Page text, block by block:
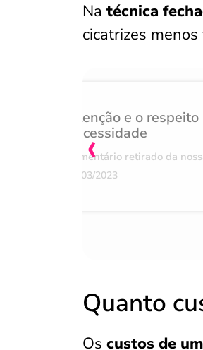
Na técnica
cicatrizes menos
Atenção e o
necessidade
Comentário retirado da
07/03/2023
‹
Quanto
Os custos de